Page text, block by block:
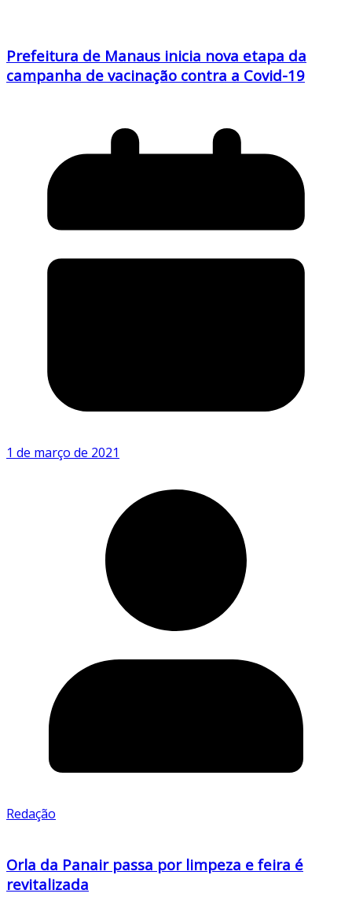
Prefeitura de Manaus inicia nova etapa da
campanha de vacinação contra a Covid-19
1 de março de 2021
Redação
Orla da Panair passa por limpeza e feira é
revitalizada